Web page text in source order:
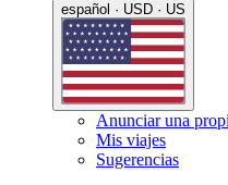
español · USD · US
Anunciar una
Mis viajes
Sugerencias